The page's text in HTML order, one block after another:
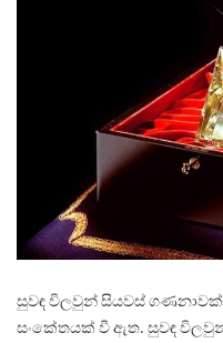
සුවඳ විලවුන් සියවස්
සංකේතයක් වී ඇත. සුවඳ